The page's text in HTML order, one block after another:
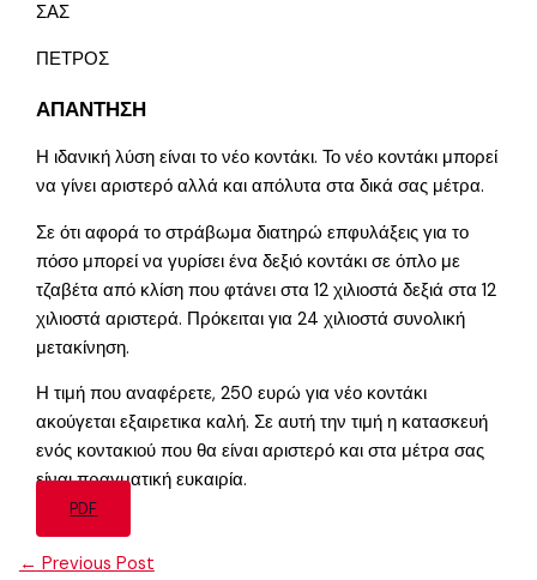
ΣΑΣ
ΠΕΤΡΟΣ
ΑΠΑΝΤΗΣΗ
Η ιδανική λύση είναι το νέο κοντάκι. Το νέο κοντάκι μπορεί
να γίνει αριστερό αλλά και απόλυτα στα δικά σας μέτρα.
Σε ότι αφορά το στράβωμα διατηρώ επφυλάξεις για το
πόσο μπορεί να γυρίσει ένα δεξιό κοντάκι σε όπλο με
τζαβέτα από κλίση που φτάνει στα 12 χιλιοστά δεξιά στα 12
χιλιοστά αριστερά. Πρόκειται για 24 χιλιοστά συνολική
μετακίνηση.
Η τιμή που αναφέρετε, 250 ευρώ για νέο κοντάκι
ακούγεται εξαιρετικα καλή. Σε αυτή την τιμή η κατασκευή
ενός κοντακιού που θα είναι αριστερό και στα μέτρα σας
είναι πραγματική ευκαιρία.
PDF
← Previous Post